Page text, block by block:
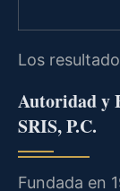
Los
Autoridad y
SRIS, P.C.
Fundada en